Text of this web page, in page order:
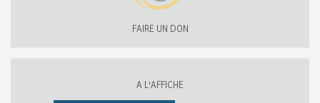
FAIRE UN DON
A L'AFFICHE